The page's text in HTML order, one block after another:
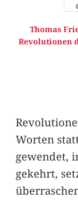
Thomas
Revolutionen
Worten
gewendet,
gekehrt,